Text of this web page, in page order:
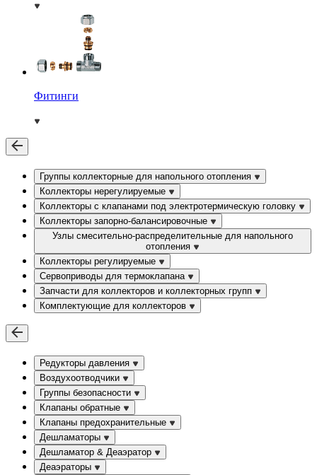
Фитинги
Группы коллекторные для напольного отопления
Коллекторы нерегулируемые
Коллекторы с клапанами под электротермическую головку
Коллекторы запорно-балансировочные
Узлы смесительно-распределительные для напольного
отопления
Коллекторы регулируемые
Сервоприводы для термоклапана
Запчасти для коллекторов и коллекторных групп
Комплектующие для коллекторов
Редукторы давления
Воздухоотводчики
Группы безопасности
Клапаны обратные
Клапаны предохранительные
Дешламаторы
Дешламатор & Деаэратор
Деаэраторы